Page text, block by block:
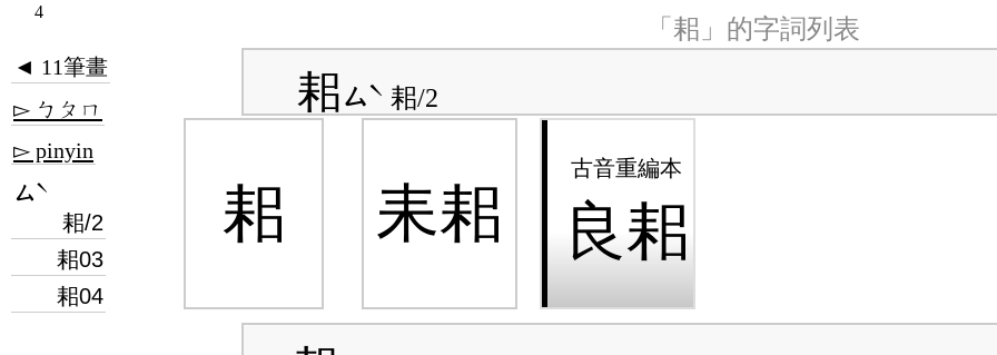
「耜」的字詞列表
◄ 11筆畫
▻ ㄅㄆㄇ
▻ pinyin
ㄙˋ
耜/2
耜03
耜04
耜ㄙˋ 耜/2
耜 耒耜 良耜
4